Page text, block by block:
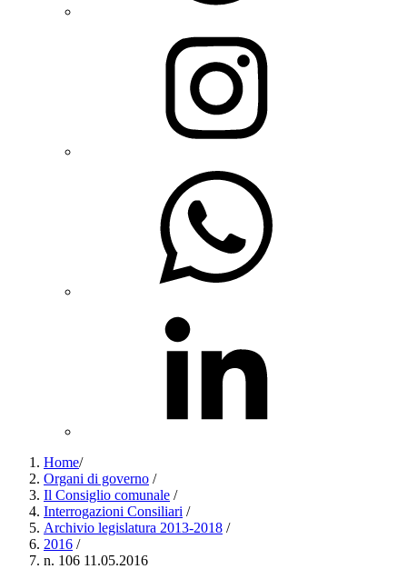
Home/
Organi di governo /
Il Consiglio comunale /
Interrogazioni Consiliari /
Archivio legislatura 2013-2018 /
2016 /
n. 106 11.05.2016